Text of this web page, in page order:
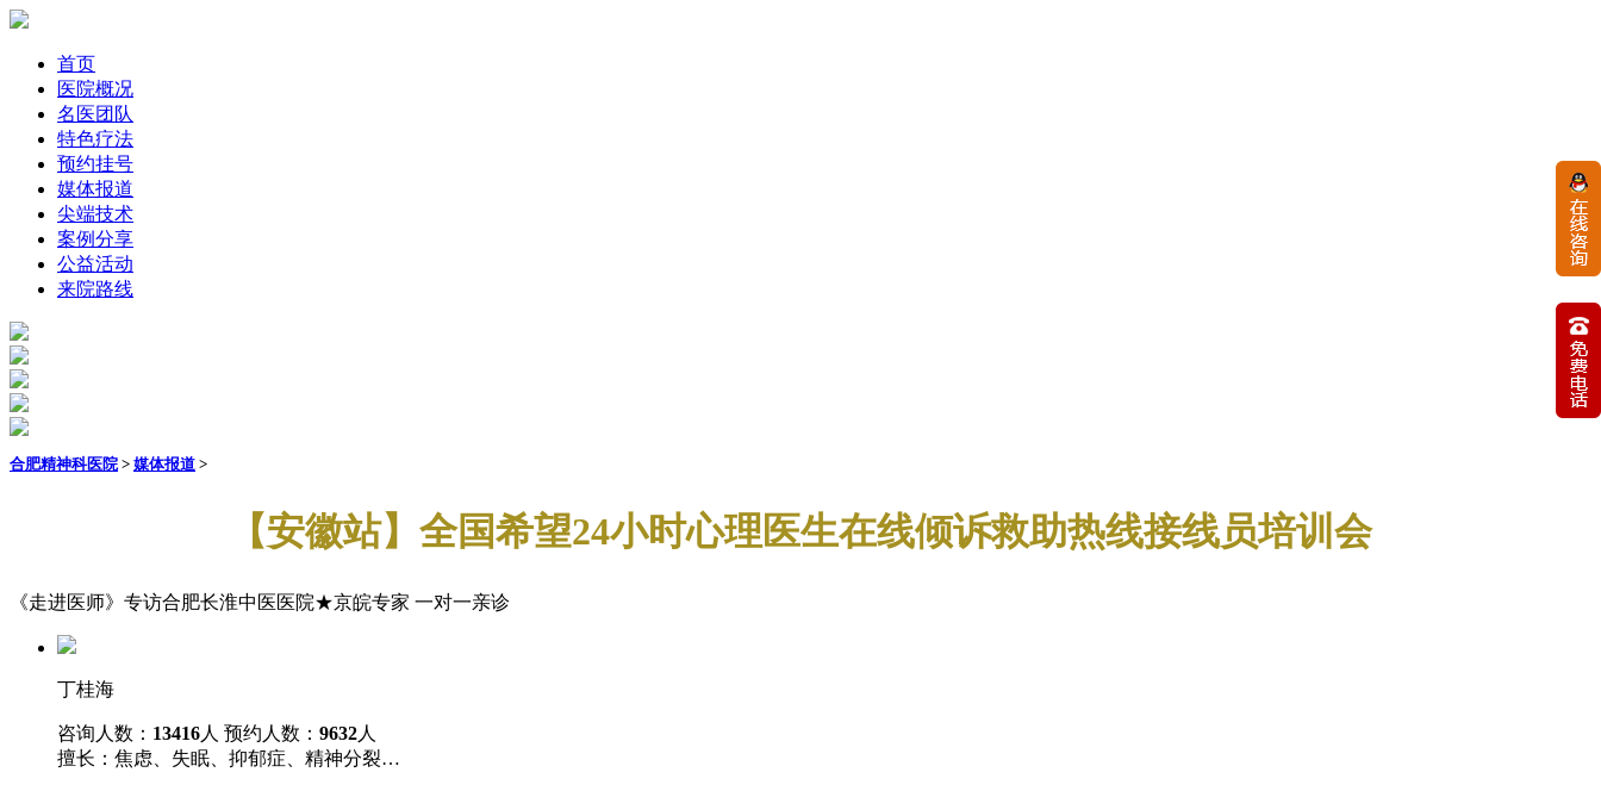
首页
医院概况
名医团队
特色疗法
预约挂号
媒体报道
尖端技术
案例分享
公益活动
来院路线
合肥精神科医院 > 媒体报道 >
【安徽站】全国希望24小时心理医生在线倾诉救助热线接线员培训会
《走进医师》专访合肥长淮中医医院★京皖专家 一对一亲诊
丁桂海
咨询人数： 13416人 预约人数： 9632人
擅长：焦虑、失眠、抑郁症、精神分裂…